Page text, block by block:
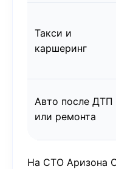
Такси и
каршеринг
Авто после ДТП
или ремонта
На СТО Аризона